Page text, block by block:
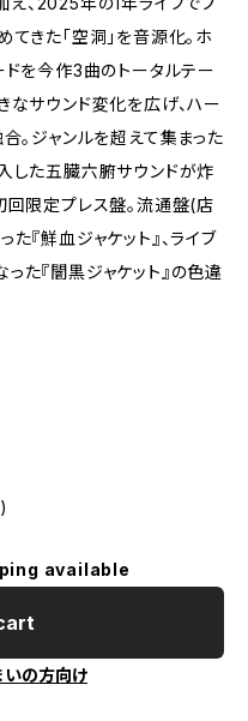
きた「空洞」を音源化。ホ
ドを今作3曲のトータルテー
なサウンド変化を広げ、ハー
。ジャンルを超えて集まった
した五臓六腑サウンドが炸
限定プレス盤。流通盤(店
『鮮血ジャケット』、ライブ
た『闇黒ジャケット』の色違
available
いの方向け